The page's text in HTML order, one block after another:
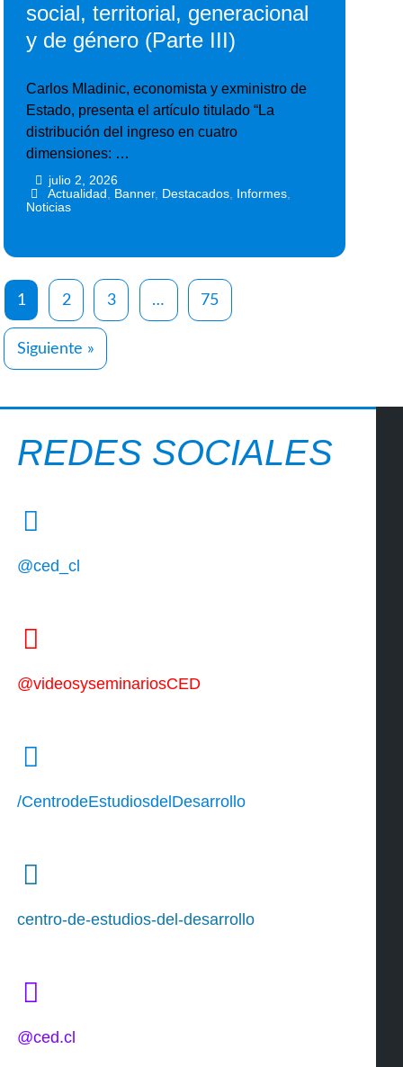
social, territorial, generacional
y de género (Parte III)
Carlos Mladinic, economista y exministro de
Estado, presenta el artículo titulado “La
distribución del ingreso en cuatro
dimensiones: …
julio 2, 2026
Actualidad Banner, Destacados, Informes,
Noticias
1 2 3 … 75
Siguiente »
REDES SOCIALES
@ced_cl
@videosyseminariosCED
/CentrodeEstudiosdelDesarrollo
centro-de-estudios-del-desarrollo
@ced.cl